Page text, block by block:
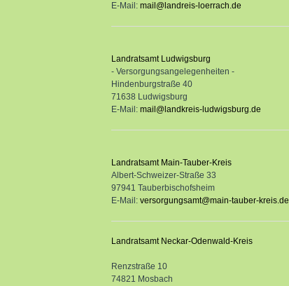
E-Mail: mail@landreis-loerrach.de
Landratsamt Ludwigsburg
- Versorgungsangelegenheiten -
Hindenburgstraße 40
71638 Ludwigsburg
E-Mail: mail@landkreis-ludwigsburg.de
Landratsamt Main-Tauber-Kreis
Albert-Schweizer-Straße 33
97941 Tauberbischofsheim
E-Mail: versorgungsamt@main-tauber-kreis.de
Landratsamt Neckar-Odenwald-Kreis
Renzstraße 10
74821 Mosbach